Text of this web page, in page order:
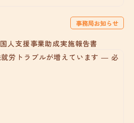
事務局お知らせ
人支援事業助成実施報告書